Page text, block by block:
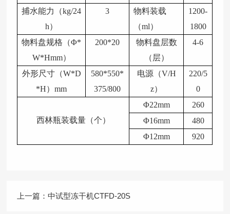
捕水能力（kg/24
h）
3
物料装载
（ml）
1200-
1800
物料盘规格（Φ*
W*Hmm）
200*20
物料盘层数
（层）
4-6
外形尺寸（W*D
*H）mm
580*550*
375/800
电源（V/H
z）
220/5
0
西林瓶装载量（个）
Φ22mm
260
Φ16mm
480
Φ12mm
920
上一篇：中试型冻干机CTFD-20S